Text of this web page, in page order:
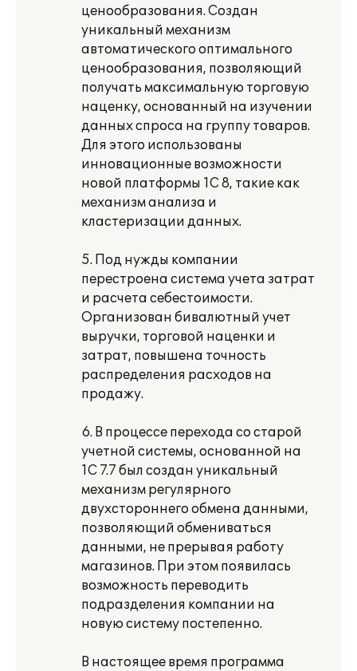
ценообразования. Создан
уникальный механизм
автоматического оптимального
ценообразования, позволяющий
получать максимальную торговую
наценку, основанный на изучении
данных спроса на группу товаров.
Для этого использованы
инновационные возможности
новой платформы 1С 8, такие как
механизм анализа и
кластеризации данных.
5. Под нужды компании
перестроена система учета затрат
и расчета себестоимости.
Организован бивалютный учет
выручки, торговой наценки и
затрат, повышена точность
распределения расходов на
продажу.
6. В процессе перехода со старой
учетной системы, основанной на
1С 7.7 был создан уникальный
механизм регулярного
двухстороннего обмена данными,
позволяющий обмениваться
данными, не прерывая работу
магазинов. При этом появилась
возможность переводить
подразделения компании на
новую систему постепенно.
В настоящее время программа